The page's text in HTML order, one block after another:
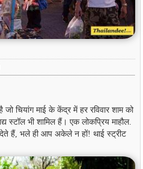
जो चियांग माई के केंद्र में हर रविवार शाम को
स्टॉल भी शामिल हैं। एक लोकप्रिय माहौल.
हैं, भले ही आप अकेले न हों! थाई स्ट्रीट